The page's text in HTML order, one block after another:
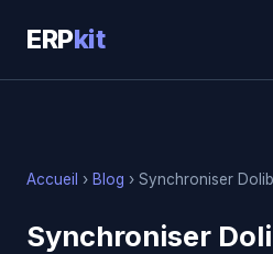
ERPkit
Accueil › Blog › Synchroniser
Synchroniser